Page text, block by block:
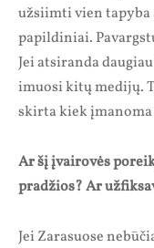
užsiimti vien
papildiniai.
Jei atsiranda
imuosi kitų medijų.
skirta kiek
Ar šį įvairovės
pradžios? Ar
Jei Zarasuose